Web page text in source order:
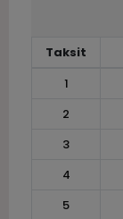
Taksit
1
2
3
4
5